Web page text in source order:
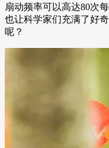
扇动频率可以高达80次
也让科学家们充满了好
呢？